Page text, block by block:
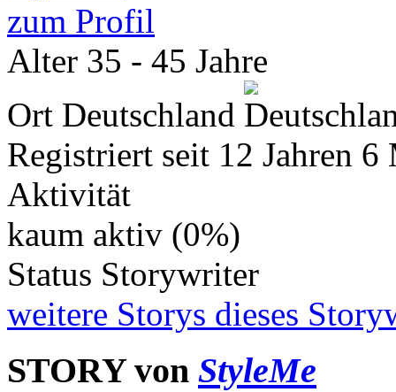
zum Profil
Alter 35 - 45 Jahre
Ort Deutschland
Registriert seit 12 Jahren 6
Aktivität
kaum aktiv (0%)
Status Storywriter
weitere Storys dieses
STORY von StyleMe